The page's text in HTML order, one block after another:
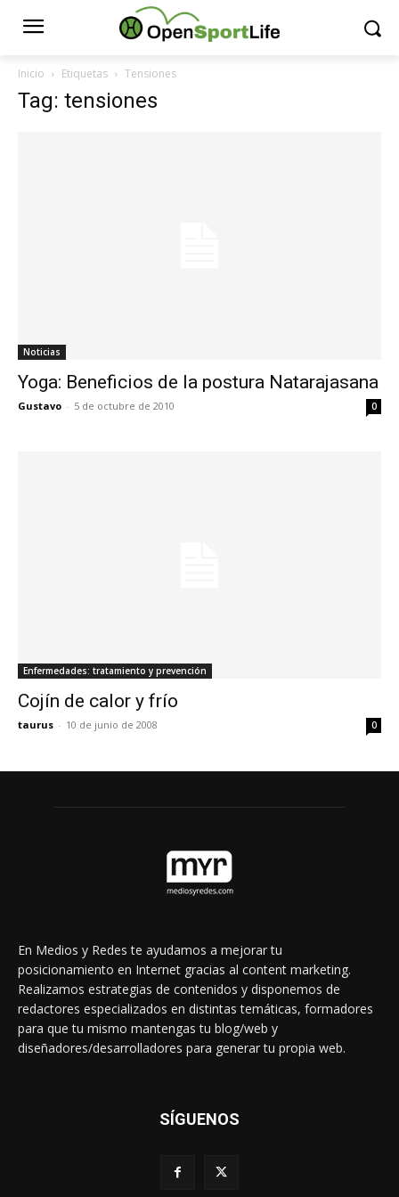
Inicio Etiquetas Tensiones
Tag: tensiones
Noticias
Yoga: Beneficios de la postura Natarajasana
Gustavo - 5 de octubre de 2010 0
Enfermedades: tratamiento y prevención
Cojín de calor y frío
taurus - 10 de junio de 2008 0
En Medios y Redes te ayudamos a mejorar tu
posicionamiento en Internet gracias al content marketing.
Realizamos estrategias de contenidos y disponemos de
redactores especializados en distintas temáticas, formadores
para que tu mismo mantengas tu blog/web y
diseñadores/desarrolladores para generar tu propia web.
SÍGUENOS